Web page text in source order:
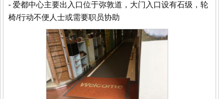
- 爱都中心主要出入口位于弥敦道，大门入口设有石级，轮
椅/行动不便人士或需要职员协助